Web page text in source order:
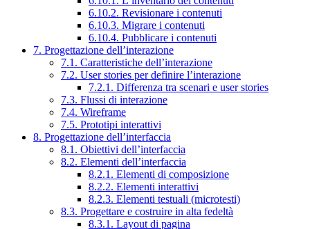
6.10.2. Revisionare i contenuti
6.10.3. Migrare i contenuti
6.10.4. Pubblicare i contenuti
7. Progettazione dell’interazione
7.1. Caratteristiche dell’interazione
7.2. User stories per definire l’interazione
7.2.1. Differenza tra scenari e user stories
7.3. Flussi di interazione
7.4. Wireframe
7.5. Prototipi interattivi
8. Progettazione dell’interfaccia
8.1. Obiettivi dell’interfaccia
8.2. Elementi dell’interfaccia
8.2.1. Elementi di composizione
8.2.2. Elementi interattivi
8.2.3. Elementi testuali (microtesti)
8.3. Progettare e costruire in alta fedeltà
8.3.1. Layout di pagina